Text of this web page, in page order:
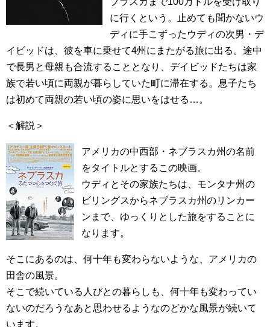
に行くという。止めても聞かないウ
ディに手こずったウディの次男・デ
イビッドは、彼を車に乗せて4州にまたがる旅に出る。途中
で長男と母親も合流することとなり、デイビッドたちは家
族で若い頃に両親が暮らしていた町に滞在する。息子たち
は初めて両親の若い頃の姿に思いをはせる…。
＜解説＞
アメリカの中西部・ネブラスカ州の名前
をタイトルとするこの映画。
ウディとその家族たちは、モンタナ州の
ビリングスからネブラスカ州のリンカー
ンまで、ゆっくりとした旅をすることに
なります。
そこにあるのは、何十年も変わらないような、アメリカの
田舎の風景。
そこで続いている人びとの暮らしも、何十年も変わってい
ないのだろうなあと思わせるようなのどかな風景が続いて
います。